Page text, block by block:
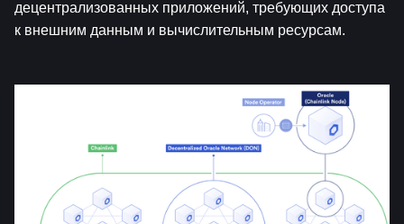
децентрализованных приложений, требующих доступа
к внешним данным и вычислительным ресурсам.